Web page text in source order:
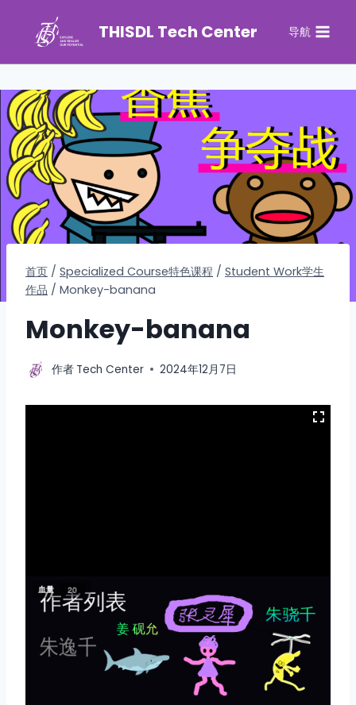
THISDL Tech Center 导航
首页 / Specialized Course特色课程 / Student Work学生
作品 / Monkey-banana
Monkey-banana
作者 Tech Center 2024年12月7日